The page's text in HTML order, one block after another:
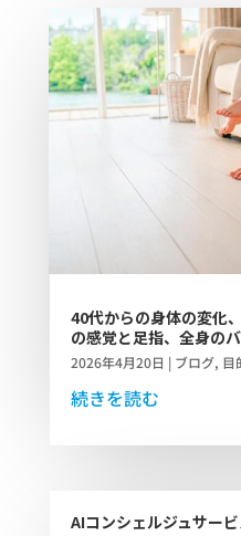
40代からの身体の変化
の感覚と足指、全身の
2026年4月20日 | ブログ, 目
続きを読む
AIコンシェルジュサー